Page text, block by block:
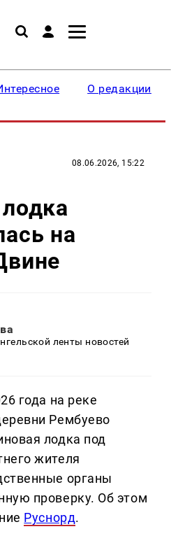
О редакции
08.06.2026, 15:22
на
ленты новостей
года на реке
Рембуево
лодка под
жителя
органы
проверку. Об этом
Руснорд.